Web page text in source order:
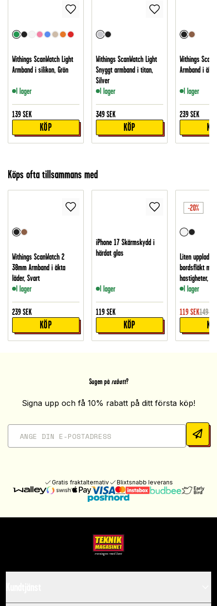
Withings ScanWatch Light
Armband i silikon, Grön
I lager
139 SEK
KÖP
Withings ScanWatch Light
Snyggt armband i titan,
Silver
I lager
349 SEK
KÖP
Withings
Armband i
I lager
239 SEK
Köps ofta tillsammans med
Withings ScanWatch 2
38mm Armband i äkta
läder, Svart
I lager
239 SEK
KÖP
iPhone 17 Skärmskydd i
härdat glas
I lager
119 SEK
KÖP
-20%
Liten
bordsfläkt
hastigheter, Vit
I lager
119 SEK149
Sugen på rabatt?
Signa upp och få 10% rabatt på ditt första köp!
Gratis fraktalternativ Blixtsnabb leverans